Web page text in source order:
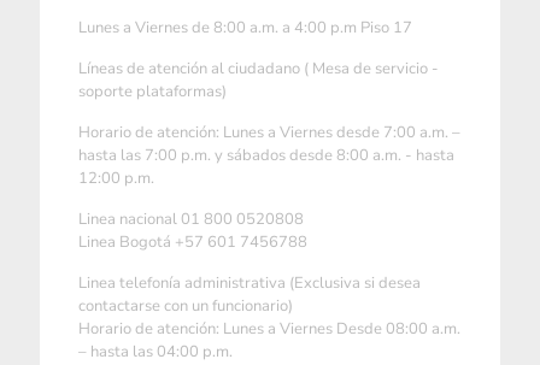
Lunes a Viernes de 8:00 a.m. a 4:00 p.m Piso 17
Líneas de atención al ciudadano ( Mesa de servicio -
soporte plataformas)
Horario de atención: Lunes a Viernes desde 7:00 a.m. –
hasta las 7:00 p.m. y sábados desde 8:00 a.m. - hasta
12:00 p.m.
Linea nacional 01 800 0520808
Linea Bogotá +57 601 7456788
Linea telefonía administrativa (Exclusiva si desea
contactarse con un funcionario)
Horario de atención: Lunes a Viernes Desde 08:00 a.m.
– hasta las 04:00 p.m.